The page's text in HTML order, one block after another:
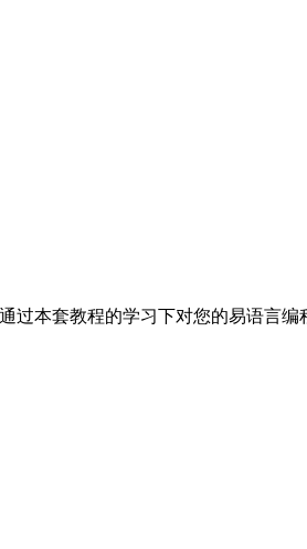
本套教程的学习下对您的易语言编